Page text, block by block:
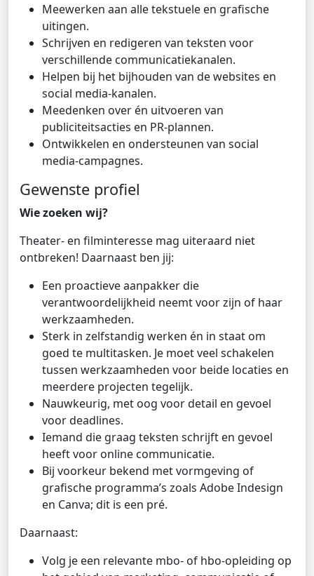
Meewerken aan alle tekstuele en grafische
uitingen.
Schrijven en redigeren van teksten voor
verschillende communicatiekanalen.
Helpen bij het bijhouden van de websites en
social media-kanalen.
Meedenken over én uitvoeren van
publiciteitsacties en PR-plannen.
Ontwikkelen en ondersteunen van social
media-campagnes.
Gewenste profiel
Wie zoeken wij?
Theater- en filminteresse mag uiteraard niet
ontbreken! Daarnaast ben jij:
Een proactieve aanpakker die
verantwoordelijkheid neemt voor zijn of haar
werkzaamheden.
Sterk in zelfstandig werken én in staat om
goed te multitasken. Je moet veel schakelen
tussen werkzaamheden voor beide locaties en
meerdere projecten tegelijk.
Nauwkeurig, met oog voor detail en gevoel
voor deadlines.
Iemand die graag teksten schrijft en gevoel
heeft voor online communicatie.
Bij voorkeur bekend met vormgeving of
grafische programma’s zoals Adobe Indesign
en Canva; dit is een pré.
Daarnaast:
Volg je een relevante mbo- of hbo-opleiding op